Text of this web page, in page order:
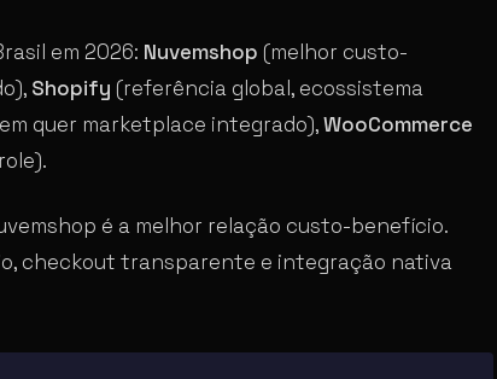
em 2026: Nuvemshop (melhor custo-
Shopify (referência global, ecossistema
quer marketplace integrado),WooCommerce
é a melhor relação custo-benefício.
checkout transparente e integração nativa